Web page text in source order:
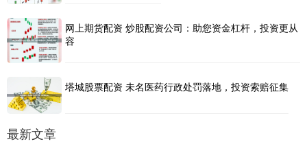
网上期货配资 炒股配资公司：助您资金杠杆，投资更从
容
塔城股票配资 未名医药行政处罚落地，投资索赔征集
最新文章